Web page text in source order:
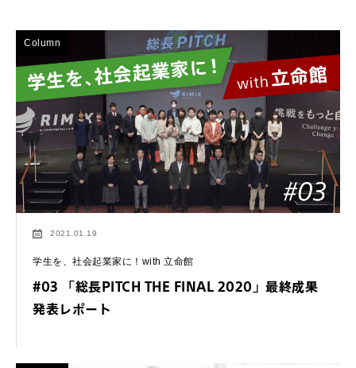
Column
2021.01.19
学生を、社会起業家に！with 立命館
#03 「総長PITCH THE FINAL 2020」最終成果
発表レポート